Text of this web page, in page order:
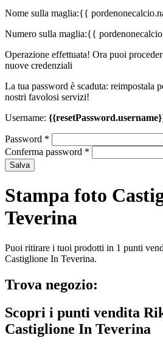
Nome sulla maglia:{{
Numero sulla maglia:{{
Operazione effettuata! Ora puoi
nuove credenziali
La tua password è scaduta: reimpostala
nostri favolosi servizi!
Username:
Password *
Conferma password *
Salva
Stampa foto
Teverina
Puoi ritirare i tuoi prodotti in 1 punti
Castiglione In Teverina.
Trova negozio:
Scopri i punti vendita
Castiglione In Teverina